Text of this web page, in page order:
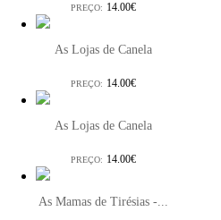
PREÇO: 14.00€
As Lojas de Canela
PREÇO: 14.00€
As Lojas de Canela
PREÇO: 14.00€
As Mamas de Tirésias -...